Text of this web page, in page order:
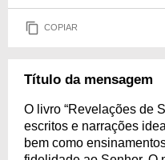
COPIAR
Título da mensagem
O livro “Revelações de
escritos e narrações
bem como